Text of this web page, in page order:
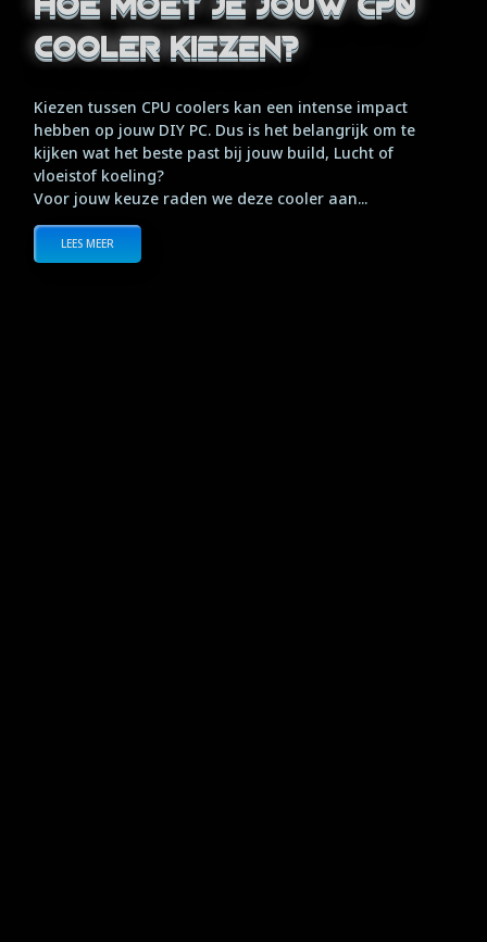
cooler kiezen?
Kiezen tussen CPU coolers kan een intense impact
hebben op jouw DIY PC. Dus is het belangrijk om te
kijken wat het beste past bij jouw build, Lucht of
vloeistof koeling?
Voor jouw keuze raden we deze cooler aan...
LEES MEER